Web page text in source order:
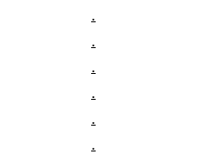
.
.
.
.
.
.